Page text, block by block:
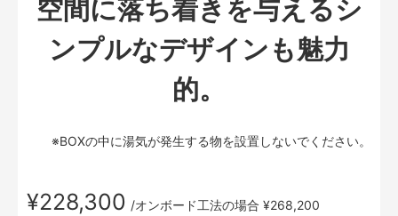
空間に落ち着きを与えるシ
ンプルなデザインも魅力
的。
※BOXの中に湯気が発生する物を設置しないでください。
¥228,300 /オンボード工法の場合 ¥268,200